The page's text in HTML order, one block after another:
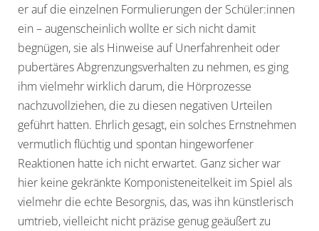
er auf die einzelnen Formulierungen der Schüler:innen
ein – augenscheinlich wollte er sich nicht damit
begnügen, sie als Hinweise auf Unerfahrenheit oder
pubertäres Abgrenzungsverhalten zu nehmen, es ging
ihm vielmehr wirklich darum, die Hörprozesse
nachzuvollziehen, die zu diesen negativen Urteilen
geführt hatten. Ehrlich gesagt, ein solches Ernstnehmen
vermutlich flüchtig und spontan hingeworfener
Reaktionen hatte ich nicht erwartet. Ganz sicher war
hier keine gekränkte Komponisteneitelkeit im Spiel als
vielmehr die echte Besorgnis, das, was ihn künstlerisch
umtrieb, vielleicht nicht präzise genug geäußert zu